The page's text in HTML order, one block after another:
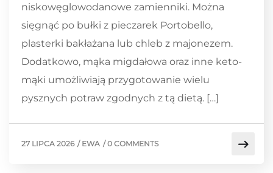
niskowęglowodanowe zamienniki. Można
sięgnąć po bułki z pieczarek Portobello,
plasterki bakłażana lub chleb z majonezem.
Dodatkowo, mąka migdałowa oraz inne keto-
mąki umożliwiają przygotowanie wielu
pysznych potraw zgodnych z tą dietą. […]
27 LIPCA 2026 / EWA /0 COMMENTS